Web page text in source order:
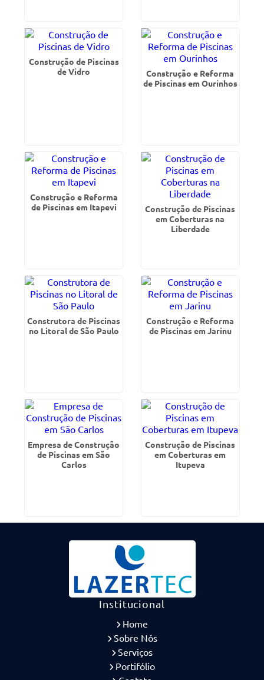
Construção de Piscinas
de Vidro
Construção e Reforma
de Piscinas em Ourinhos
Construção e Reforma
de Piscinas em Itapevi
Construção de Piscinas
em Coberturas na
Liberdade
Construtora de Piscinas
no Litoral de São Paulo
Construção e Reforma
de Piscinas em Jarinu
Empresa de Construção
de Piscinas em São
Carlos
Construção de Piscinas
em Coberturas em
Itupeva
Institucional
Home
Sobre Nós
Serviços
Portifólio